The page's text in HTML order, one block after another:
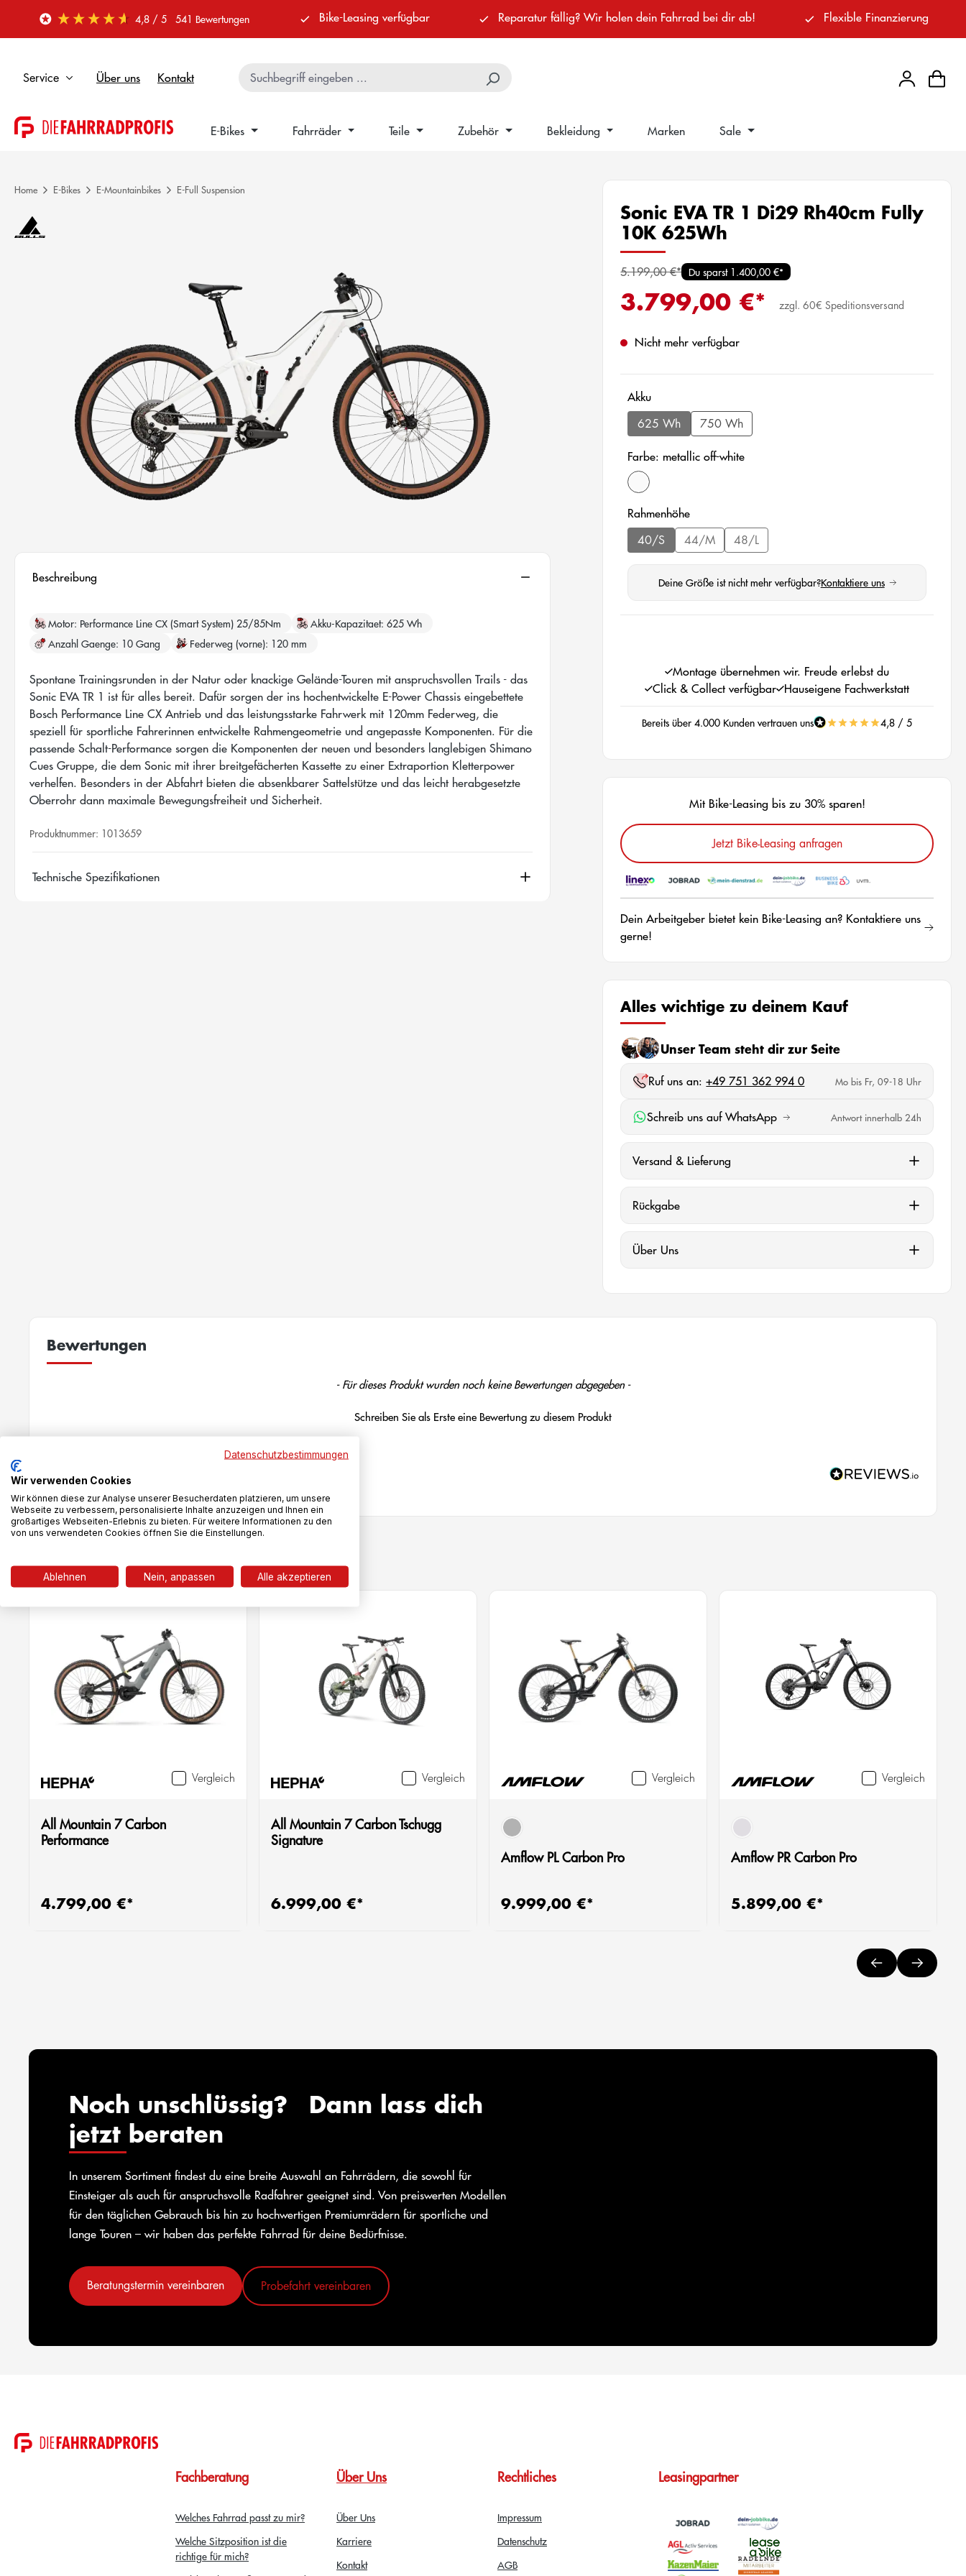
Hauptinhalt springen
Zur Suche springen
Zur Hauptnavigation springen
4,8 / 5 541 Bewertungen Bike-Leasing verfügbar Reparatur fällig? Wir holen dein Fahrrad bei dir ab! Flexible Finanzierung
Service Über uns Kontakt
E-Bikes Fahrräder Teile Zubehör Bekleidung Marken Sale
Sonic EVA TR 1 Di29 Rh40cm Fully
10K 625Wh
5.199,00 €* Du sparst 1.400,00 €*
3.799,00 €* zzgl. 60€ Speditionsversand
Nicht mehr verfügbar
Akkuauswählen
625 Wh(Diese Option ist zurzeit nicht verfügbar.)
750 Wh
Farbe: metallic off-white
metallic off-white
Rahmenhöheauswählen
40/S(Diese Option ist zurzeit nicht verfügbar.)
44/M(Diese Option ist zurzeit nicht verfügbar.)
48/L(Diese Option ist zurzeit nicht verfügbar.)
Deine Größe ist nicht mehr verfügbar?Kontaktiere uns
(öffnet in neuem Tab)
Montage übernehmen wir. Freude erlebst du
Click & Collect verfügbar Hauseigene Fachwerkstatt
Bereits über 4.000 Kunden vertrauen uns 4,8 / 5
Mit Bike-Leasing bis zu 30% sparen!
Jetzt Bike-Leasing anfragen
Dein Arbeitgeber bietet kein Bike-Leasing an? Kontaktiere uns
gerne!
Alles wichtige zu deinem Kauf
Unser Team steht dir zur Seite
Ruf uns an:+49 751 362 994 0 Mo bis Fr, 09-18 Uhr
Schreib uns auf WhatsApp Antwort innerhalb 24h
Versand & Lieferung
Rückgabe
Über Uns
Home E-Bikes E-Mountainbikes E-Full Suspension
Beschreibung
Motor Performance Line CX (Smart System) 25/85Nm Akku-Kapazitaet 625 Wh
Anzahl Gaenge 10 Gang Federweg (vorne) 120 mm
Spontane Trainingsrunden in der Natur oder knackige Gelände-Touren mit anspruchsvollen Trails - das
Sonic EVA TR 1 ist für alles bereit. Dafür sorgen der ins hochentwickelte E-Power Chassis eingebettete
Bosch Performance Line CX Antrieb und das leistungsstarke Fahrwerk mit 120mm Federweg, die
speziell für sportliche Fahrerinnen entwickelte Rahmengeometrie und angepasste Komponenten. Für die
passende Schalt-Performance sorgen die Komponenten der neuen und besonders langlebigen Shimano
Cues Gruppe, die dem Sonic mit ihrer breitgefächerten Kassette zu einer Extraportion Kletterpower
verhelfen. Besonders in der Abfahrt bieten die absenkbarer Sattelstütze und das leicht herabgesetzte
Oberrohr dann maximale Bewegungsfreiheit und Sicherheit.
Produktnummer: 1013659
Technische Spezifikationen
Bewertungen
- Für dieses Produkt wurden noch keine Bewertungen abgegeben -
Schreiben Sie als Erste eine Bewertung zu diesem Produkt
Vergleich
All Mountain 7 Carbon
Performance
Regulärer Preis:
4.799,00 €*
Vergleich
All Mountain 7 Carbon Tschugg
Signature
Regulärer Preis:
6.999,00 €*
Vergleich
schwarz
Amflow PL Carbon Pro
Regulärer Preis:
9.999,00 €*
Vergleich
grau
Amflow PR Carbon Pro
Regulärer Preis:
5.899,00 €*
Noch unschlüssig? Dann lass dich
jetzt beraten
In unserem Sortiment findest du eine breite Auswahl an Fahrrädern, die sowohl für
Einsteiger als auch für anspruchsvolle Radfahrer geeignet sind. Von preiswerten Modellen
für den täglichen Gebrauch bis hin zu hochwertigen Premiumrädern für sportliche und
lange Touren – wir haben das perfekte Fahrrad für deine Bedürfnisse.
Beratungstermin vereinbaren Probefahrt vereinbaren
Fachberatung
Welches Fahrrad passt zu mir?
Welche Sitzposition ist die
richtige für mich?
Über Uns
Über Uns
Karriere
Kontakt
Rechtliches
Impressum
Datenschutz
AGB
Leasingpartner
Datenschutzbestimmungen
Wir verwenden Cookies
Wir können diese zur Analyse unserer Besucherdaten platzieren, um unsere
Webseite zu verbessern, personalisierte Inhalte anzuzeigen und Ihnen ein
großartiges Webseiten-Erlebnis zu bieten. Für weitere Informationen zu den
von uns verwendeten Cookies öffnen Sie die Einstellungen.
Ablehnen Nein, anpassen Alle akzeptieren